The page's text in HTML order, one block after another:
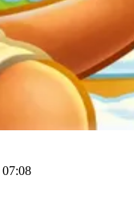
07:08